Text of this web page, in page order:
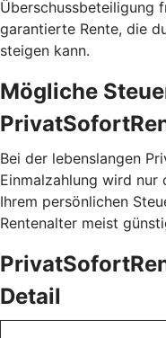
Überschussbeteiligung
garantierte Rente, die
steigen kann.
Mögliche
Bei der lebenslangen
Einmalzahlung wird
Ihrem persönlichen
Rentenalter meist
Detail